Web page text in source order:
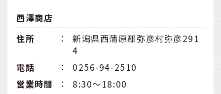
西澤商店
住所
：
新潟県西蒲原郡弥彦村弥彦291
4
電話
：
0256-94-2510
営業時間
：
8:30～18:00